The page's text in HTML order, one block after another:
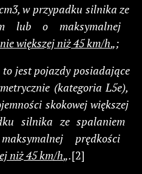
wprzypadku silnika ze
lub o maksymalnej
nie większej niż45km/h„;
tojestpojazdyposiadające
(kategoria L5e),
skokowejwiększej
silnika zespalaniem
prędkości
niż45km/h„.[2]